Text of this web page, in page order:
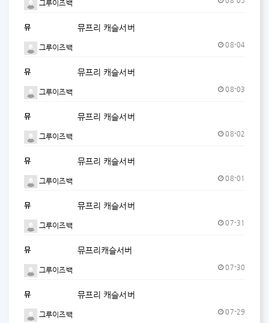
그루이즈백
뮤 뮤프리 캐슬서버
그루이즈백 08-04
뮤 뮤프리 캐슬서버
그루이즈백 08-03
뮤 뮤프리 캐슬서버
그루이즈백 08-02
뮤 뮤프리 캐슬서버
그루이즈백 08-01
뮤 뮤프리 캐슬서버
그루이즈백 07-31
뮤 뮤프리캐슬서버
그루이즈백 07-30
뮤 뮤프리 캐슬서버
그루이즈백 07-29